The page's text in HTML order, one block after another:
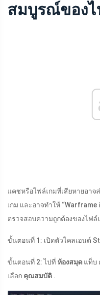
สมบูรณ์ของไ
แคชหรือไฟล์เกมที่เสียหายอา
เกม และอาจทำให้
ตรวจสอบความถูกต้องของไฟล์
ขั้นตอนที่ 1: เปิดตัวไคลเอนต์
ขั้นตอนที่ 2: ไปที่ห้องสมุด แท็บ
เลือก คุณสมบัติ .